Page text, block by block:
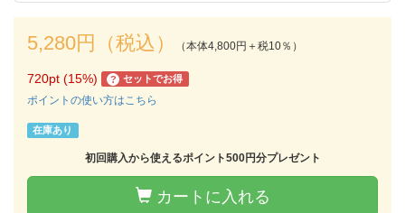
5,280円（税込） （本体4,800円＋税10％）
720pt (15%) ? セットでお得
ポイントの使い方はこちら
在庫あり
初回購入から使えるポイント500円分プレゼント
カートに入れる